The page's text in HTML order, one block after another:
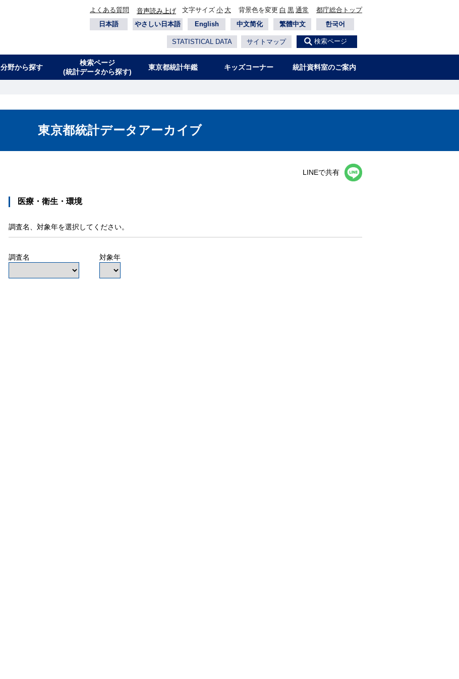
よくある質問 音声読み上げ 文字サイズ 小 大 背景色を変更 白 黒 通常
都庁総合トップ
日本語
やさしい日本語 English 中文简化 繁體中文 한국어
STATISTICAL DATA サイトマップ 検索ページ
分野から探す
検索ページ
(統計データから探す)
東京都統計年鑑 キッズコーナー 統計資料室のご案内
東京都統計データアーカイブ
LINEで共有
医療・衛生・環境
調査名、対象年を選択してください。
調査名 対象年